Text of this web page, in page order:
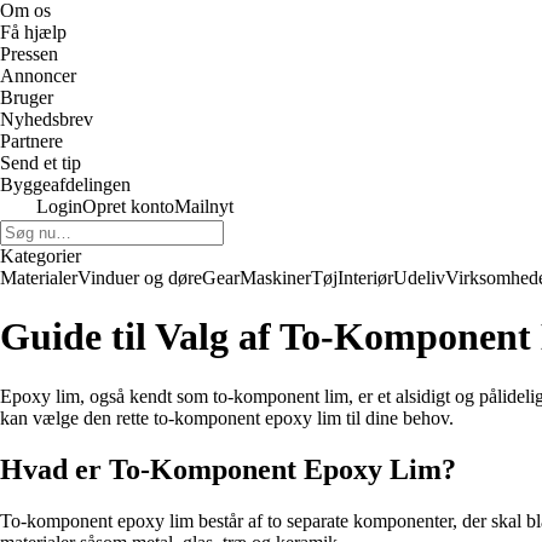
Om os
Få hjælp
Pressen
Annoncer
Bruger
Nyhedsbrev
Partnere
Send et tip
Byggeafdelingen
LoginOpret kontoMailnyt
Kategorier
MaterialerVinduer og døreGearMaskinerTøjInteriørUdeliv
Guide til Valg af To-
Epoxy lim, også kendt som to-komponent lim, er et alsidigt og
kan vælge den rette to-komponent epoxy lim til dine behov.
Hvad er To-Komponent Epoxy Lim?
To-komponent epoxy lim består af to separate komponenter, der